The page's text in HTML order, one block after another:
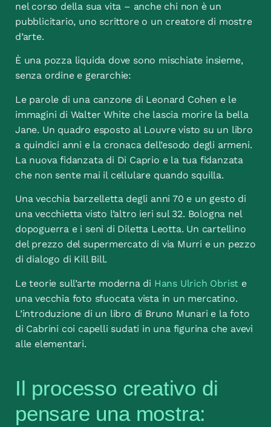
nel corso della sua vita – anche chi non è un
pubblicitario, uno scrittore o un creatore di mostre
d’arte.
È una pozza liquida dove sono mischiate insieme,
senza ordine e gerarchie:
Le parole di una canzone di Leonard Cohen e le
immagini di Walter White che lascia morire la bella
Jane. Un quadro esposto al Louvre visto su un libro
a quindici anni e la cronaca dell’esodo degli armeni.
La nuova fidanzata di Di Caprio e la tua fidanzata
che non sente mai il cellulare quando squilla.
Una vecchia barzelletta degli anni 70 e un gesto di
una vecchietta visto l’altro ieri sul 32. Bologna nel
dopoguerra e i seni di Diletta Leotta. Un cartellino
del prezzo del supermercato di via Murri e un pezzo
di dialogo di Kill Bill.
Le teorie sull’arte moderna di Hans Ulrich Obrist e
una vecchia foto sfuocata vista in un mercatino.
L’introduzione di un libro di Bruno Munari e la foto
di Cabrini coi capelli sudati in una figurina che avevi
alle elementari.
Il processo creativo di
pensare una mostra: